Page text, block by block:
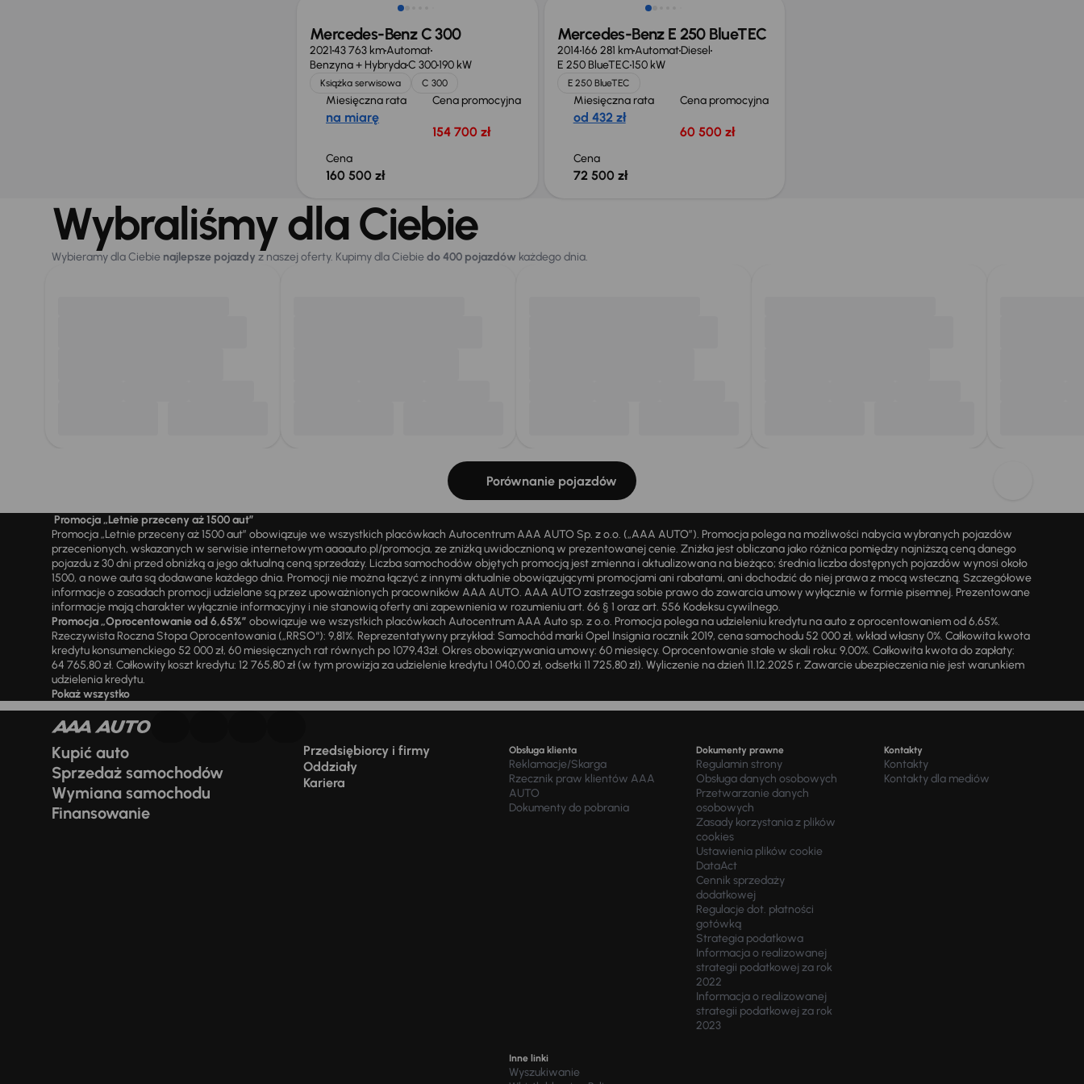
Mercedes-Benz C 300
202143 763 kmAutomat
Benzyna + HybrydaC 300190 kW
Książka serwisowa C 300
Miesięczna rata
na miarę
Cena promocyjna
154 700 zł
Cena
160 500 zł
Mercedes-Benz E 250 BlueTEC
2014166 281 kmAutomatDiesel
E 250 BlueTEC150 kW
E 250 BlueTEC
Miesięczna rata
od 432 zł
Cena promocyjna
60 500 zł
Cena
72 500 zł
Wybraliśmy dla Ciebie
Wybieramy dla Ciebie najlepsze pojazdy z naszej oferty. Kupimy dla Ciebiedo 400 pojazdów każdego dnia.
Porównanie pojazdów
Promocja „Letnie przeceny aż 1500 aut”
Promocja „Letnie przeceny aż 1500 aut” obowiązuje we wszystkich placówkach Autocentrum AAA AUTO Sp. z o.o. („AAA AUTO”). Promocja polega na możliwości nabycia wybranych pojazdów
przecenionych, wskazanych w serwisie internetowym aaaauto.pl/promocja, ze zniżką uwidocznioną w prezentowanej cenie. Zniżka jest obliczana jako różnica pomiędzy najniższą ceną danego
pojazdu z 30 dni przed obniżką a jego aktualną ceną sprzedaży. Liczba samochodów objętych promocją jest zmienna i aktualizowana na bieżąco; średnia liczba dostępnych pojazdów wynosi około
1500, a nowe auta są dodawane każdego dnia. Promocji nie można łączyć z innymi aktualnie obowiązującymi promocjami ani rabatami, ani dochodzić do niej prawa z mocą wsteczną. Szczegółowe
informacje o zasadach promocji udzielane są przez upoważnionych pracowników AAA AUTO. AAA AUTO zastrzega sobie prawo do zawarcia umowy wyłącznie w formie pisemnej. Prezentowane
informacje mają charakter wyłącznie informacyjny i nie stanowią oferty ani zapewnienia w rozumieniu art. 66 § 1 oraz art. 556 Kodeksu cywilnego.
Promocja „Oprocentowanie od 6,65%” obowiązuje we wszystkich placówkach Autocentrum AAA Auto sp. z o.o. Promocja polega na udzieleniu kredytu na auto z oprocentowaniem od 6,65%.
Rzeczywista Roczna Stopa Oprocentowania („RRSO“): 9,81%. Reprezentatywny przykład: Samochód marki Opel Insignia rocznik 2019, cena samochodu 52 000 zł, wkład własny 0%. Całkowita kwota
kredytu konsumenckiego 52 000 zł, 60 miesięcznych rat równych po 1079,43zł. Okres obowiązywania umowy: 60 miesięcy. Oprocentowanie stałe w skali roku: 9,00%. Całkowita kwota do zapłaty:
64 765,80 zł. Całkowity koszt kredytu: 12 765,80 zł (w tym prowizja za udzielenie kredytu 1 040,00 zł, odsetki 11 725,80 zł). Wyliczenie na dzień 11.12.2025 r. Zawarcie ubezpieczenia nie jest warunkiem
udzielenia kredytu.
Pokaż wszystko
Kupić auto
Sprzedaż samochodów
Wymiana samochodu
Finansowanie
Przedsiębiorcy i firmy
Oddziały
Kariera
Obsługa klienta
Reklamacje/Skarga
Rzecznik praw klientów AAA
AUTO
Dokumenty do pobrania
Dokumenty prawne
Regulamin strony
Obsługa danych osobowych
Przetwarzanie danych
osobowych
Zasady korzystania z plików
cookies
Ustawienia plików cookie
DataAct
Cennik sprzedaży
dodatkowej
Regulacje dot. płatności
gotówką
Strategia podatkowa
Informacja o realizowanej
strategii podatkowej za rok
2022
Informacja o realizowanej
strategii podatkowej za rok
2023
Kontakty
Kontakty
Kontakty dla mediów
Inne linki
Wyszukiwanie